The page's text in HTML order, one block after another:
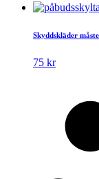
Skyddskläder
75 kr